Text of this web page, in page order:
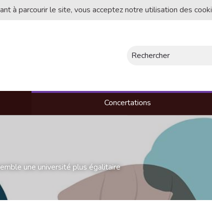
à parcourir le site, vous acceptez notre utilisation des
Rechercher
Concertations
une université plus égalitaire